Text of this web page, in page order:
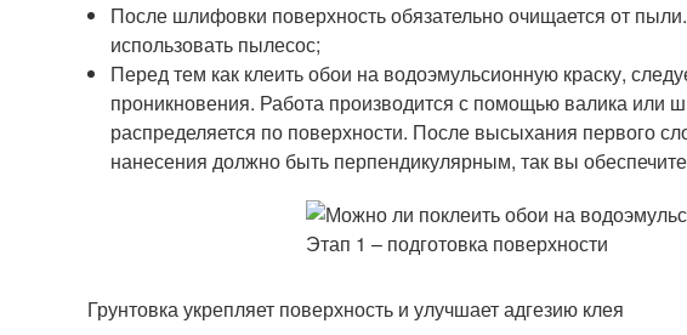
После шлифовки поверхность обязательно очищается от
использовать пылесос;
Перед тем как клеить обои на водоэмульсионную краску,
проникновения. Работа производится с помощью валика или
распределяется по поверхности. После высыхания первого
нанесения должно быть перпендикулярным, так вы
Грунтовка укрепляет поверхность и улучшает адгезию клея